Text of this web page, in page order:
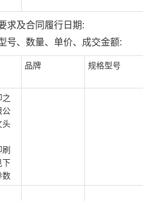
求及合同履行日期:
号、数量、单价、成交金额:
品牌 规格型号
公
头
下
数